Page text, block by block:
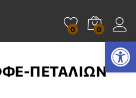
Ανοίξτε τη γραμμή εργαλείων
0 0
ΠΕΤΑΛΙΩΝ